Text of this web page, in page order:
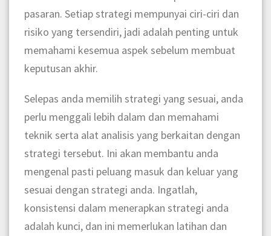
pasaran. Setiap strategi mempunyai ciri-ciri dan
risiko yang tersendiri, jadi adalah penting untuk
memahami kesemua aspek sebelum membuat
keputusan akhir.
Selepas anda memilih strategi yang sesuai, anda
perlu menggali lebih dalam dan memahami
teknik serta alat analisis yang berkaitan dengan
strategi tersebut. Ini akan membantu anda
mengenal pasti peluang masuk dan keluar yang
sesuai dengan strategi anda. Ingatlah,
konsistensi dalam menerapkan strategi anda
adalah kunci, dan ini memerlukan latihan dan